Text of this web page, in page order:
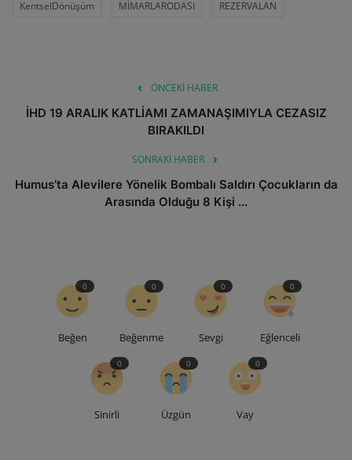
KentselDönüşüm MİMARLARODASI REZERVALAN
ÖNCEKI HABER
İHD 19 ARALIK KATLİAMI ZAMANAŞIMIYLA CEZASIZ
BIRAKILDI
SONRAKI HABER
Humus’ta Alevilere Yönelik Bombalı Saldırı Çocukların da
Arasında Olduğu 8 Kişi ...
Beğen
0
Beğenme
0
Sevgi
0
Eğlenceli
0
Sinirli
0
Üzgün
0
Vay
0